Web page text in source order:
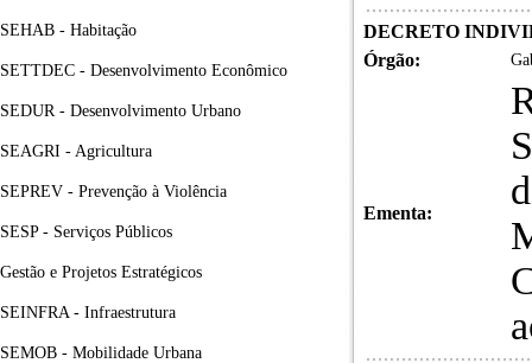
SEHAB - Habitação
SETTDEC - Desenvolvimento Econômico
SEDUR - Desenvolvimento Urbano
SEAGRI - Agricultura
SEPREV - Prevenção à Violência
SESP - Serviços Públicos
Gestão e Projetos Estratégicos
SEINFRA - Infraestrutura
SEMOB - Mobilidade Urbana
DECRETO
Órgão:
Ementa: